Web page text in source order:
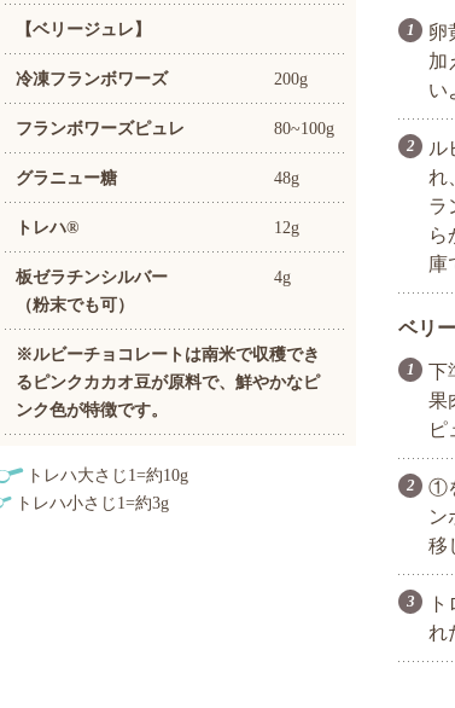
【ベリージュレ】
冷凍フランボワーズ 200g
フランボワーズピュレ 80~100g
グラニュー糖 48g
トレハ® 12g
板ゼラチンシルバー
（粉末でも可）
4g
※ルビーチョコレートは南米で収穫でき
るピンクカカオ豆が原料で、鮮やかなピ
ンク色が特徴です。
トレハ大さじ1=約10g
トレハ小さじ1=約3g
卵
加
い
ル
れ
ラ
ら
庫
ベリ
下
果
ピ
①
ン
移
れ